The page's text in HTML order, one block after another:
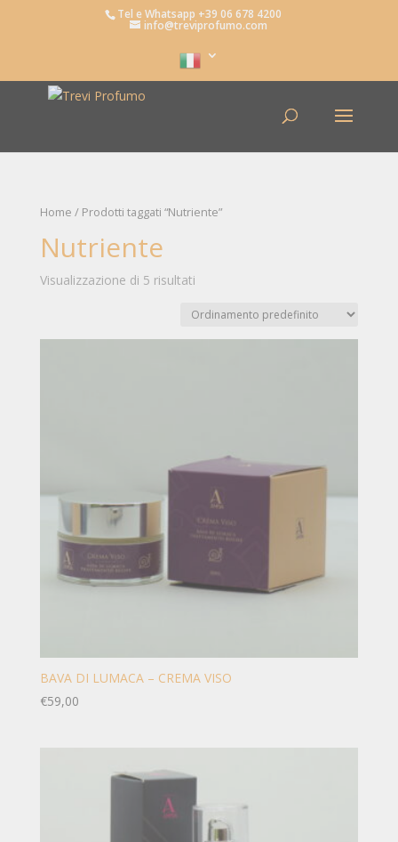
Tel e Whatsapp +39 06 678 4200
info@treviprofumo.com
Home / Prodotti taggati “Nutriente”
Nutriente
Visualizzazione di 5 risultati
BAVA DI LUMACA – CREMA VISO
€59,00